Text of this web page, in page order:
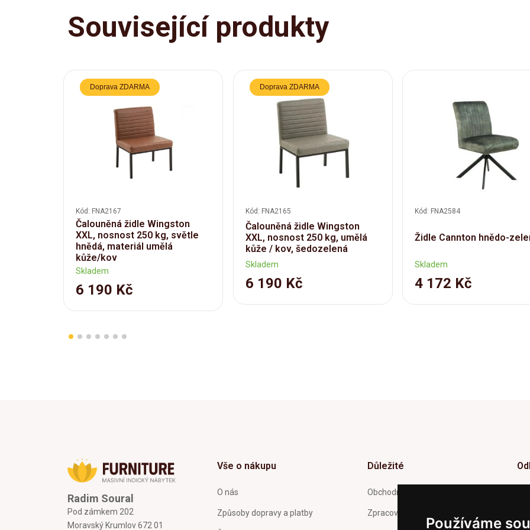
Používáme
Související produkty
Doprava ZDARMA
Kód: FNA2167
Čalouněná židle Wingston
XXL, nosnost 250 kg, světle
hnědá, materiál umělá
kůže/kov
Skladem
6 190 Kč
Doprava ZDARMA
Kód: FNA2165
Čalouněná židle Wingston
XXL, nosnost 250 kg, umělá
kůže / kov, šedozelená
Skladem
6 190 Kč
Kód: FNA2584
Židle Cannton hnědo-
Skladem
4 172 Kč
Radim Soural
Pod zámkem 202
Moravský Krumlov 672 01
Vše o nákupu
O nás
Způsoby dopravy a platby
Důležité
Obchodní podmínky
Zpracování a ochrana osobních